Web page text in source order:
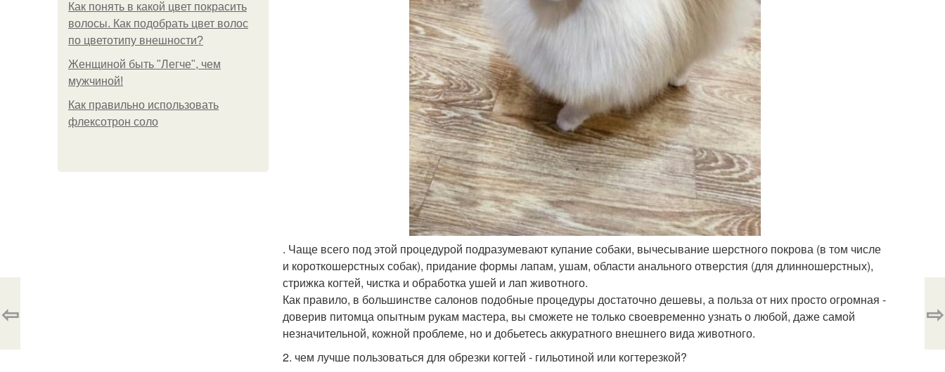
Как понять в какой цвет покрасить
волосы. Как подобрать цвет волос
по цветотипу внешности?
Женщиной быть "Легче", чем
мужчиной!
Как правильно использовать
флексотрон соло
. Чаще всего под этой процедурой подразумевают купание собаки, вычесывание шерстного покрова (в том числе
и короткошерстных собак), придание формы лапам, ушам, области анального отверстия (для длинношерстных),
стрижка когтей, чистка и обработка ушей и лап животного.
Как правило, в большинстве салонов подобные процедуры достаточно дешевы, а польза от них просто огромная -
доверив питомца опытным рукам мастера, вы сможете не только своевременно узнать о любой, даже самой
незначительной, кожной проблеме, но и добьетесь аккуратного внешнего вида животного.
2. чем лучше пользоваться для обрезки когтей - гильотиной или когтерезкой?
⇦ ⇨